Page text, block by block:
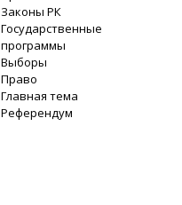
Законы РК
Государственные
программы
Выборы
Право
Главная тема
Референдум